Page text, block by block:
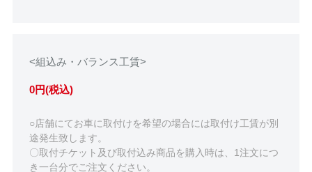
<組込み・バランス工賃>
0円(税込)
○店舗にてお車に取付けを希望の場合には取付け工賃が別
途発生致します。
〇取付チケット及び取付込み商品を購入時は、1注文につ
き一台分でご注文ください。